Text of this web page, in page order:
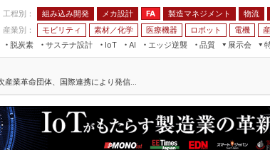
工程別： 組み込み開発 メカ設計 FA 製造マネジメント 物流
産業別：
モビリティ 素材／化学 医療機器 ロボット 電機
脱炭素
サステナ設計
IoT
ビス
AI
備保全
AI
エッジ逆襲 品質
展示会
JIMTOF
組込み/エッジ コンピューティング
展＆IoT/5Gソリューション展
IIFES
つながるクルマ
5G
VR／AR
製造マネジメント
FA
産業革命団体、国際連携により発信...